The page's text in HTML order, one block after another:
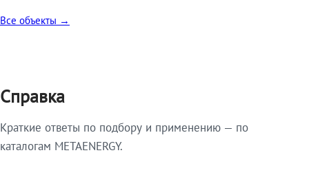
Все объекты →
Справка
Краткие ответы по подбору и применению — по
каталогам METAENERGY.